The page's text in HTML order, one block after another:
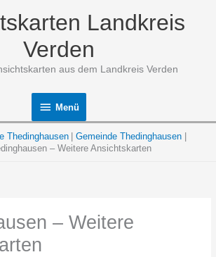
Landkreis
Verden
aus dem Landkreis Verden
Menü
Menü
Thedinghausen
Gemeinde Thedinghausen
– Weitere Ansichtskarten
– Weitere